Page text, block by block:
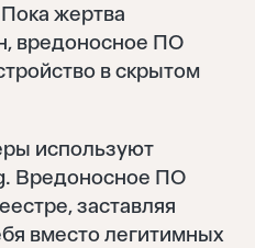
жертва
вредоносное ПО
в скрытом
используют
Вредоносное ПО
заставляя
вместо легитимных